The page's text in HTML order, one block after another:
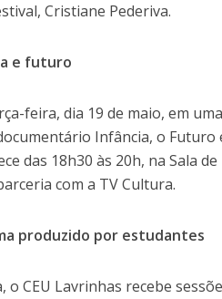
Cristiane Pederiva.
e futuro
feira, dia 19 de maio, em
Infância, o Futuro
das 18h30 às 20h, na Sala
com a TV Cultura.
produzido por estudantes
o CEU Lavrinhas recebe